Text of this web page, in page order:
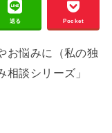
送る Pocket
お悩みに（私の独
談シリーズ」